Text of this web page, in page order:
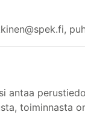
antaa
toiminnasta